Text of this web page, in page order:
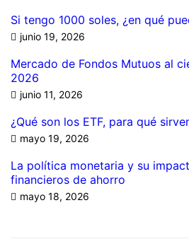
Si tengo 1000 soles, ¿en qué
junio 19, 2026
Mercado de Fondos Mutuos al
2026
junio 11, 2026
¿Qué son los ETF, para qué
mayo 19, 2026
La política monetaria y su
financieros de ahorro
mayo 18, 2026